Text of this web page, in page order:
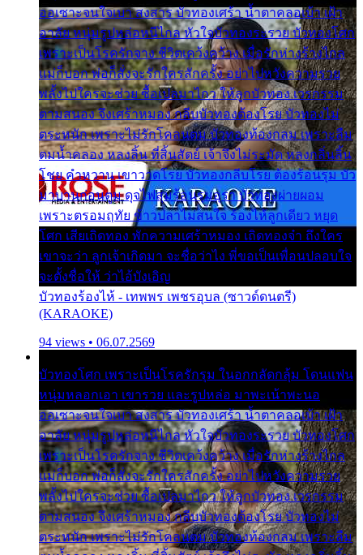
ออเซาะจนใจเบา สงสาร บัวทองเศร้า น้ำตาคลอเบ้า เฝ้า
อาลัย หนุ่มรูปหล่อหนีไกล หัวใจบัวทองระรวย บัวทองโศก
เพราะเป็นโรครักจาง ชีวิตเคว้งคว้าง เมื่อรักห่างร้างไกล
แม่ก็บอก พ่อก็สั่งจะรักใครสักครั้ง อย่าไปหวังความรวย
พลั้งไปใครจะช่วย ซื้อเปลมาไกว ให้ลูกบัวทอง เวรกรรม
ตามสนอง จึงเศร้าหมอง กลีบบัวทองต้องโรย บัวทองไม่
ตระหนัก เพราะไม่รักโคลนตม บัวทองท้องกลม เพราะลืม
ตมน้ำคลอง หลงลิ้น ที่สิ้นสัตย์ เจ้าจึงไม่ระมัด หลงกลิ่นลิ้น
โชย คำหวาน เขาวาดโรย บัวทองกลีบโรย ต้องร้อนรุม บัว
มาบานก่อนตูม ดุจไฟสุมร้อนรุมอุรา บัวทองผ่ายผอม
เพราะตรอมฤทัย ข้าวปลาไม่สนใจ ร้องไห้ลูกเดียว หยุด
โศก เสียเถิดทอง พักความเศร้าหมอง เถิดทองจ๋า ถึงใคร
เขาจะว่า ลูกเจ้าเกิดมา จะชื่อว่าไง พี่ขอเป็นเพื่อนปลอบใจ
จะตั้งชื่อให้ ว่าไอ้บังเอิญ
บัวทองร้องไห้ - เทพพร เพชรอุบล (ซาวด์ดนตรี)
(KARAOKE)
94 views • 06.07.2569
บัวทองโศก เพราะเป็นโรครักรุม ในอกกลัดกลุ้ม โดนแฟน
หนุ่มหลอกเอา เขารวย และรูปหล่อ มาพะเน้าพะนอ
ออเซาะจนใจเบา สงสาร บัวทองเศร้า น้ำตาคลอเบ้า เฝ้า
อาลัย หนุ่มรูปหล่อหนีไกล หัวใจบัวทองระรวย บัวทองโศก
เพราะเป็นโรครักจาง ชีวิตเคว้งคว้าง เมื่อรักห่างร้างไกล
แม่ก็บอก พ่อก็สั่งจะรักใครสักครั้ง อย่าไปหวังความรวย
พลั้งไปใครจะช่วย ซื้อเปลมาไกว ให้ลูกบัวทอง เวรกรรม
ตามสนอง จึงเศร้าหมอง กลีบบัวทองต้องโรย บัวทองไม่
ตระหนัก เพราะไม่รักโคลนตม บัวทองท้องกลม เพราะลืม